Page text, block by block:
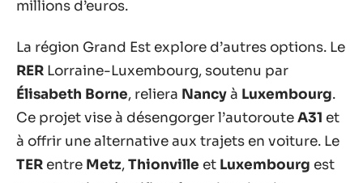
millions d’euros.
La région Grand Est explore d’autres options. Le
RER Lorraine-Luxembourg, soutenu par
Élisabeth Borne, reliera Nancyà Luxembourg.
Ce projet vise à désengorger l’autorouteA31 et
à offrir une alternative aux trajets en voiture. Le
TER entre Metz,Thionville et Luxembourg est